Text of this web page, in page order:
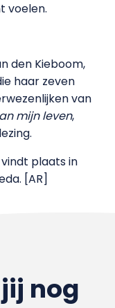
voelen.
den Kieboom,
haar zeven
van
mijn leven,
plaats in
[AR]
nog